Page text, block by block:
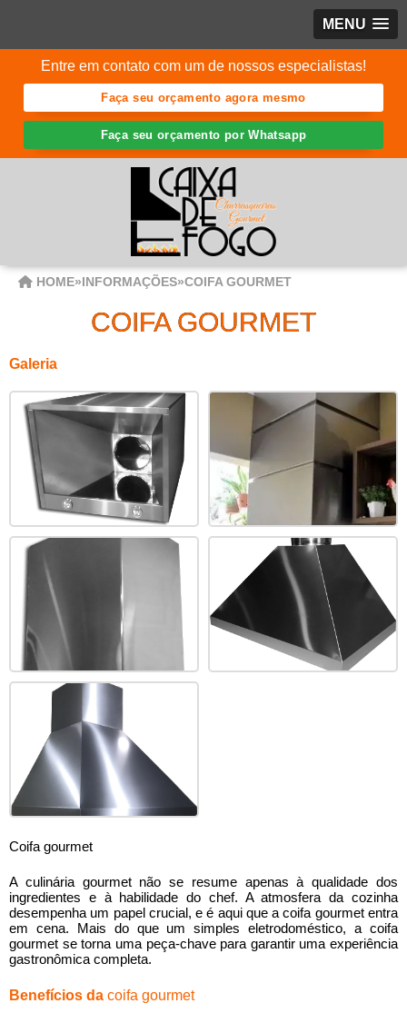
MENU
Entre em contato com um de nossos especialistas!
Faça seu orçamento agora mesmo
Faça seu orçamento por Whatsapp
HOME»INFORMAÇÕES»COIFA GOURMET
COIFA GOURMET
Galeria
Coifa gourmet
A culinária gourmet não se resume apenas à qualidade dos
ingredientes e à habilidade do chef. A atmosfera da cozinha
desempenha um papel crucial, e é aqui que acoifa gourmetentra
em cena. Mais do que um simples eletrodoméstico, a coifa
gourmet se torna uma peça-chave para garantir uma experiência
gastronômica completa.
Benefícios da coifa gourmet